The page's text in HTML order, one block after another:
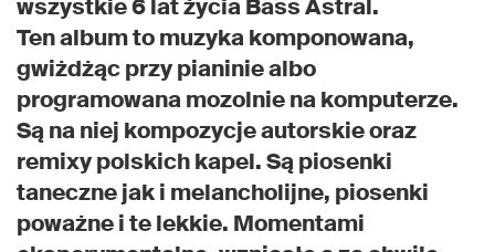
wszystkie 6 lat życia Bass Astral.
Ten album to muzyka komponowana,
gwiżdżąc przy pianinie albo
programowana mozolnie na komputerze.
Są na niej kompozycje autorskie oraz
remixy polskich kapel. Są piosenki
taneczne jak i melancholijne, piosenki
poważne i te lekkie. Momentami